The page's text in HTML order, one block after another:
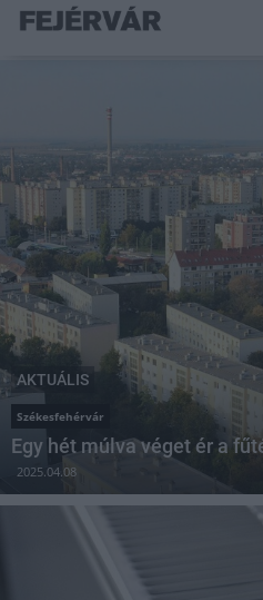
AKTUÁLIS
Székesfehérvár
Egy hét múlva véget ér a
2025.04.08